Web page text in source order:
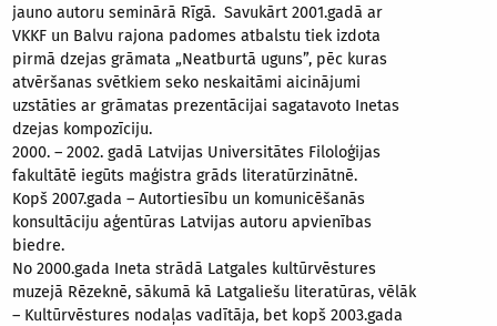
jauno autoru seminārā Rīgā. Savukārt 2001.gadā ar
VKKF un Balvu rajona padomes atbalstu tiek izdota
pirmā dzejas grāmata „Neatburtā uguns”, pēc kuras
atvēršanas svētkiem seko neskaitāmi aicinājumi
uzstāties ar grāmatas prezentācijai sagatavoto Inetas
dzejas kompozīciju.
2000. – 2002. gadā Latvijas Universitātes Filoloģijas
fakultātē iegūts maģistra grāds literatūrzinātnē.
Kopš 2007.gada – Autortiesību un komunicēšanās
konsultāciju aģentūras Latvijas autoru apvienības
biedre.
No 2000.gada Ineta strādā Latgales kultūrvēstures
muzejā Rēzeknē, sākumā kā Latgaliešu literatūras, vēlāk
– Kultūrvēstures nodaļas vadītāja, bet kopš 2003.gada